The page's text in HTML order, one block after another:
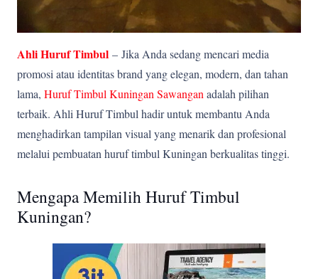
Ahli Huruf Timbul – Jika Anda sedang mencari media
promosi atau identitas brand yang elegan, modern, dan tahan
lama, Huruf Timbul Kuningan Sawangan adalah pilihan
terbaik. Ahli Huruf Timbul hadir untuk membantu Anda
menghadirkan tampilan visual yang menarik dan profesional
melalui pembuatan huruf timbul Kuningan berkualitas tinggi.
Mengapa Memilih Huruf Timbul
Kuningan?